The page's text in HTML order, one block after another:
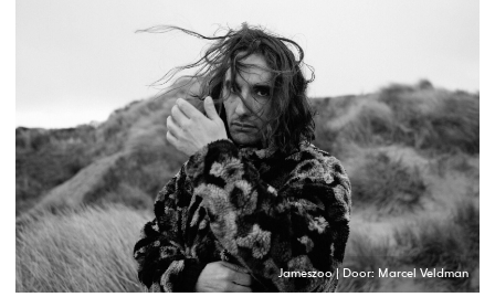
Jameszoo | Door: Marcel Veldman